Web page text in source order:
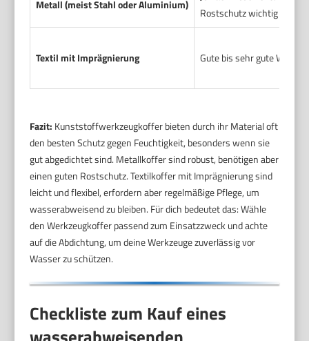
Metall (meist Stahl oder Aluminium)
Rostschutz wichtig
Textil mit Imprägnierung Gute bis sehr gute
Fazit: Kunststoffwerkzeugkoffer bieten durch ihr Material oft
den besten Schutz gegen Feuchtigkeit, besonders wenn sie
gut abgedichtet sind. Metallkoffer sind robust, benötigen aber
einen guten Rostschutz. Textilkoffer mit Imprägnierung sind
leicht und flexibel, erfordern aber regelmäßige Pflege, um
wasserabweisend zu bleiben. Für dich bedeutet das: Wähle
den Werkzeugkoffer passend zum Einsatzzweck und achte
auf die Abdichtung, um deine Werkzeuge zuverlässig vor
Wasser zu schützen.
Checkliste zum Kauf eines